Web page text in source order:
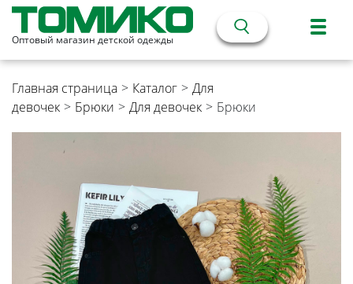
Оптовый магазин детской одежды
Главная страница > Каталог > Для
девочек > Брюки > Для девочек > Брюки